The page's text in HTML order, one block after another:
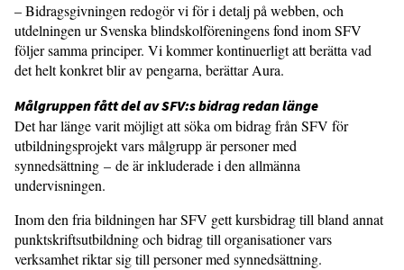
– Bidragsgivningen redogör vi för i detalj på webben, och
utdelningen ur Svenska blindskolföreningens fond inom SFV
följer samma principer. Vi kommer kontinuerligt att berätta vad
det helt konkret blir av pengarna, berättar Aura.
Målgruppen fått del av SFV:s bidrag redan länge
Det har länge varit möjligt att söka om bidrag från SFV för
utbildningsprojekt vars målgrupp är personer med
synnedsättning – de är inkluderade i den allmänna
undervisningen.
Inom den fria bildningen har SFV gett kursbidrag till bland annat
punktskriftsutbildning och bidrag till organisationer vars
verksamhet riktar sig till personer med synnedsättning.